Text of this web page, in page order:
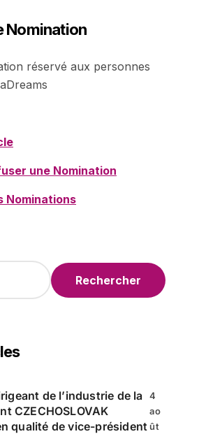
Nomination
réservé aux personnes
une Nomination
Nominations
de l’industrie de la
CZECHOSLOVAK
qualité de vice-président
4
ao
ût